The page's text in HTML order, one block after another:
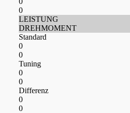
0
LEISTUNG
DREHMOMENT
Standard
0
0
Tuning
0
0
Differenz
0
0